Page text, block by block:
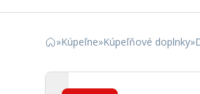
»Kúpeľne»Kúpeľňové doplnky»